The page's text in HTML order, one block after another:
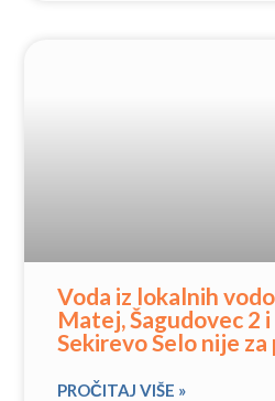
Voda iz lokalnih
Matej, Šagudovec 2
Sekirevo Selo nije za
PROČITAJ VIŠE »